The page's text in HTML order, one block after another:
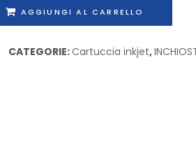
AGGIUNGI AL CARRELLO
CATEGORIE:Cartuccia inkjet,